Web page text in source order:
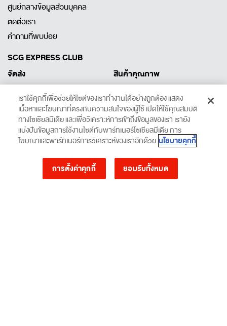
ศูนย์กลางข้อมูลส่วนบุคคล
ติดต่อเรา
คำถามที่พบบ่อย
SCG EXPRESS CLUB
จัดส่ง
เรียกรถเข้ารับพัสดุ
จุดส่งพัสดุและพื้นที่ให้บริการ
คำนวณค่าส่ง
ตรวจสอบสถานะพัสดุ
สินค้าคุณภาพ
สินค้าและคูปอง
โปรโมชั่นและข่าวสาร
เราใช้คุกกี้เพื่อช่วยให้ไซต์ของเราทำงานได้อย่างถูกต้อง แสดง
เนื้อหาและโฆษณาที่ตรงกับความสนใจของผู้ใช้ เปิดให้ใช้คุณสมบัติ
ทางโซเชียลมีเดีย และเพื่อวิเคราะห์การเข้าถึงข้อมูลของเรา เรายัง
แบ่งปันข้อมูลการใช้งานไซต์กับพาร์ทเนอร์โซเชียลมีเดีย การ
โฆษณาและพาร์ทเนอร์การวิเคราะห์ของเราอีกด้วย นโยบายคุกกี้
การตั้งค่าคุกกี้ ยอมรับทั้งหมด